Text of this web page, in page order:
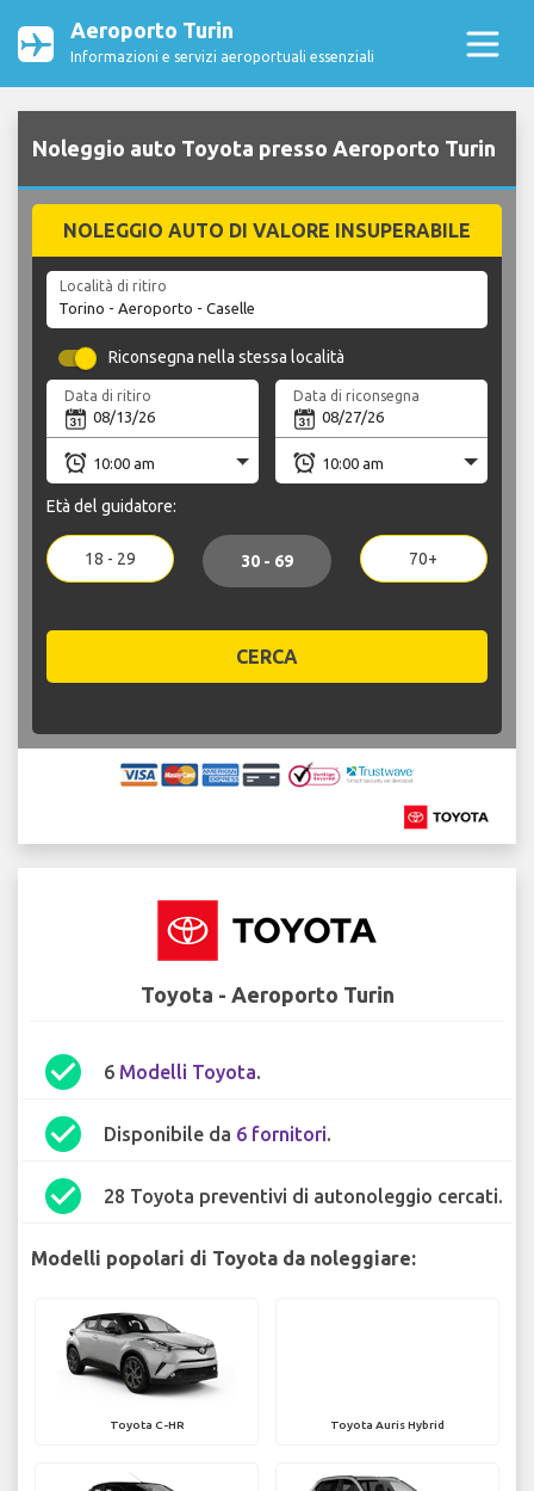
Aeroporto Turin
Informazioni e servizi aeroportuali essenziali
Noleggio auto Toyota presso Aeroporto Turin
NOLEGGIO AUTO DI VALORE INSUPERABILE
Località di ritiro
Riconsegna nella stessa località
Data di ritiro Data di riconsegna
Età del guidatore:
18 - 29 30 - 69 70+
CERCA
Toyota - Aeroporto Turin
check_circle 6 Modelli Toyota.
check_circle Disponibile da 6 fornitori.
check_circle 28 Toyota preventivi di autonoleggio cercati.
Modelli popolari di Toyota da noleggiare:
Toyota C-HR Toyota Auris Hybrid